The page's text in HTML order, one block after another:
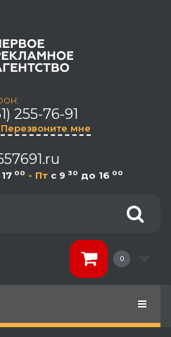
255-76-91
Перезвоните мне
00 - Пт c 9 30 до 16 00
0